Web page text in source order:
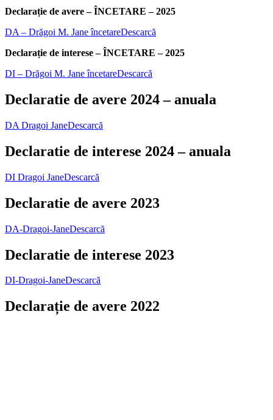
Declarație de avere – ÎNCETARE – 2025
DA – Drăgoi M. Jane încetareDescarcă
Declarație de interese – ÎNCETARE – 2025
DI – Drăgoi M. Jane încetareDescarcă
Declaratie de avere 2024 – anuala
DA Dragoi JaneDescarcă
Declaratie de interese 2024 – anuala
DI Dragoi JaneDescarcă
Declaratie de avere 2023
DA-Dragoi-JaneDescarcă
Declaratie de interese 2023
DI-Dragoi-JaneDescarcă
Declarație de avere 2022